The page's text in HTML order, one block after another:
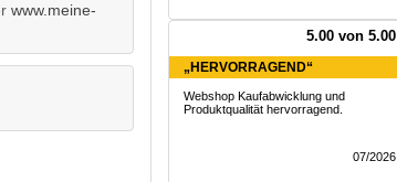
www.meine-
5.00 von 5.00
„HERVORRAGEND“
Webshop Kaufabwicklung und
Produktqualität hervorragend.
07/2026